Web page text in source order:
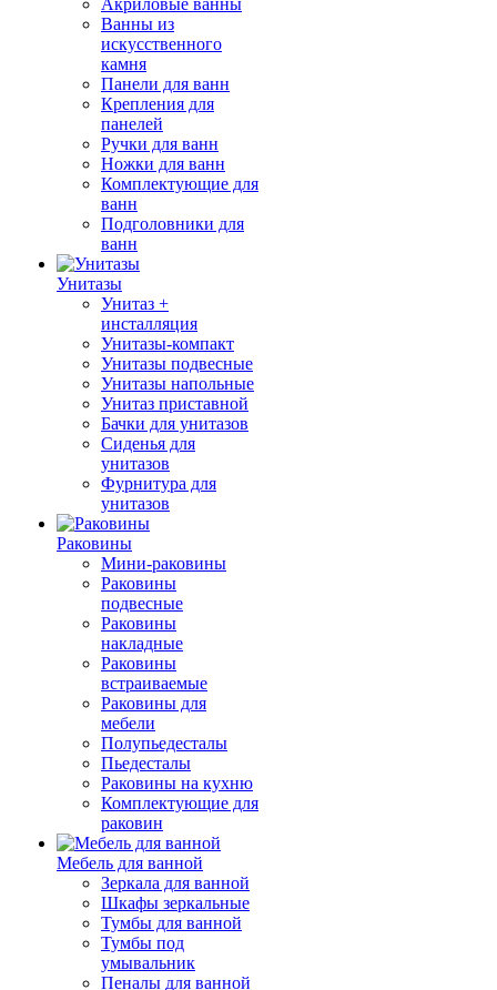
Акриловые ванны
Ванны из
искусственного
камня
Панели для ванн
Крепления для
панелей
Ручки для ванн
Ножки для ванн
Комплектующие для
ванн
Подголовники для
ванн
Унитазы
Унитаз +
инсталляция
Унитазы-компакт
Унитазы подвесные
Унитазы напольные
Унитаз приставной
Бачки для унитазов
Сиденья для
унитазов
Фурнитура для
унитазов
Раковины
Мини-раковины
Раковины
подвесные
Раковины
накладные
Раковины
встраиваемые
Раковины для
мебели
Полупьедесталы
Пьедесталы
Раковины на кухню
Комплектующие для
раковин
Мебель для ванной
Зеркала для ванной
Шкафы зеркальные
Тумбы для ванной
Тумбы под
умывальник
Пеналы для ванной